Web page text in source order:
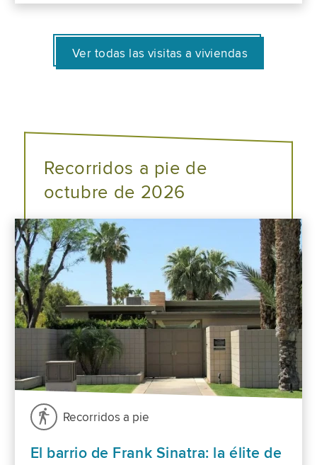
Ver todas las visitas a viviendas
Recorridos a pie de
octubre de 2026
Recorridos a pie
El barrio de Frank Sinatra: la élite de